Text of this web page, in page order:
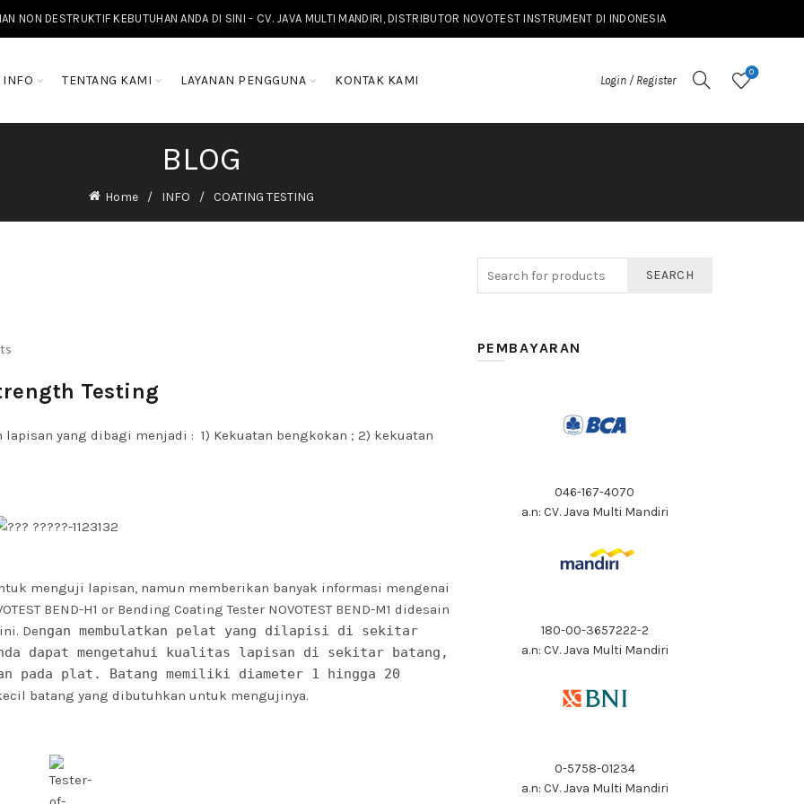
NON DESTRUKTIF KEBUTUHAN ANDA DI SINI - CV. JAVA MULTI MANDIRI, DISTRIBUTOR NOVOTEST INSTRUMENT DI INDONESIA
INFO TENTANG KAMI LAYANAN PENGGUNA KONTAK KAMI Login / Register
0
BLOG
Home INFO COATING TESTING
Testing
yang dibagi menjadi : 1) Kekuatan bengkokan ; 2) kekuatan
menguji lapisan, namun memberikan banyak informasi mengenai
BEND-H1 or Bending Coating Tester NOVOTEST BEND-M1 didesain
Dengan membulatkan pelat yang dilapisi di sekitar
dapat mengetahui kualitas lapisan di sekitar batang,
pada plat. Batang memiliki diameter 1 hingga 20
batang yang dibutuhkan untuk mengujinya.
SEARCH
PEMBAYARAN
046-167-4070
a.n: CV. Java Multi Mandiri
180-00-3657222-2
a.n: CV. Java Multi Mandiri
0-5758-01234
a.n: CV. Java Multi Mandiri